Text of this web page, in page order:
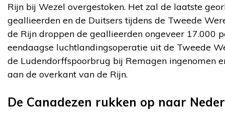
Rijn bij Wezel overgestoken. Het zal de laatste
geallieerden en de Duitsers tijdens de Tweede
de Rijn droppen de geallieerden ongeveer 17.000
eendaagse luchtlandingsoperatie uit de Tweede
de Ludendorffspoorbrug bij Remagen ingenomen
aan de overkant van de Rijn.
De Canadezen rukken op naar